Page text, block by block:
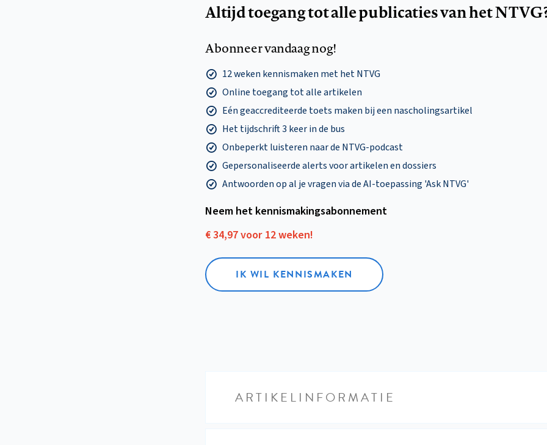
Altijd toegang tot alle publicaties van het
Abonneer vandaag nog!
12 weken kennismaken met het NTVG
Online toegang tot alle artikelen
Eén geaccrediteerde toets maken bij een nascholingsartikel
Het tijdschrift 3 keer in de bus
Onbeperkt luisteren naar de NTVG-podcast
Gepersonaliseerde alerts voor artikelen en dossiers
Antwoorden op al je vragen via de AI-toepassing 'Ask NTVG'
Neem het kennismakings­abonnement
€ 34,97 voor 12 weken!
IK WIL KENNISMAKEN
ARTIKELINFORMATIE